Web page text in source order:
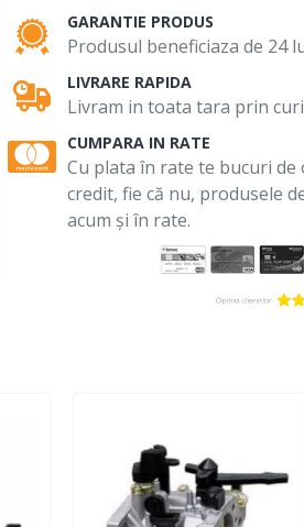
GARANTIE PRODUS
Produsul beneficiaza de 24
LIVRARE RAPIDA
Livram in toata tara prin
CUMPARA IN RATE
Cu plata în rate te bucuri de
credit, fie că nu, produsele
acum și în rate.